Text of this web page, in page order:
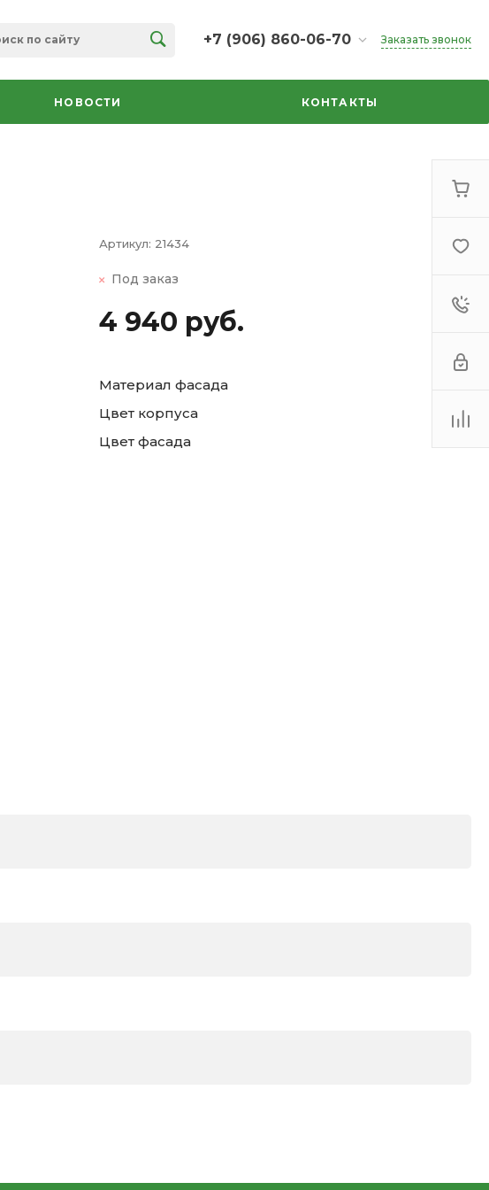
+7 (906) 860-06-70
+7 (906) 860-06-70
г. Челябинск, ТК Кольцо,
секция 35
Заказать звонок
НОВОСТИ КОНТАКТЫ
Артикул: 21434
Под заказ
4 940 руб.
Материал фасада
Цвет корпуса
Цвет фасада